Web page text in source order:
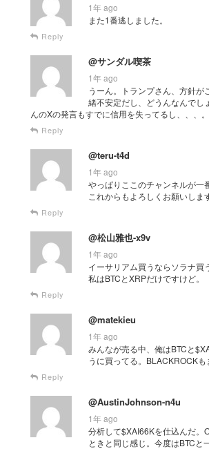
1年 ago
また1番逃しました。
Reply
@サンダル喫茶
1年 ago
うーん。トランプさん、方針が
緒不安定だし、どうんなんでし
んのXの発言もすでに信用を失ってるし、、、。
Reply
@teru-t4d
1年 ago
やっぱりここのチャンネルが一
これからもよろしくお願いしま
Reply
@松山雅也-x9v
1年 ago
イーサリアム買うならソラナ買
私はBTCとXRPだけですけど。
Reply
@matekieu
1年 ago
みんなが売る中、俺はBTCと
うに買ってる。BLACKROCKも
Reply
@AustinJohnson-n4u
1年 ago
分析して$XAI66Kを仕込んだ。
ときと同じ感じ。今度はBTCと